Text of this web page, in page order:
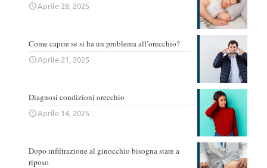
Aprile 28, 2025
Come capire se si ha un problema all’orecchio?
Aprile 21, 2025
Diagnosi condizioni orecchio
Aprile 14, 2025
Dopo infiltrazione al ginocchio bisogna stare a
riposo